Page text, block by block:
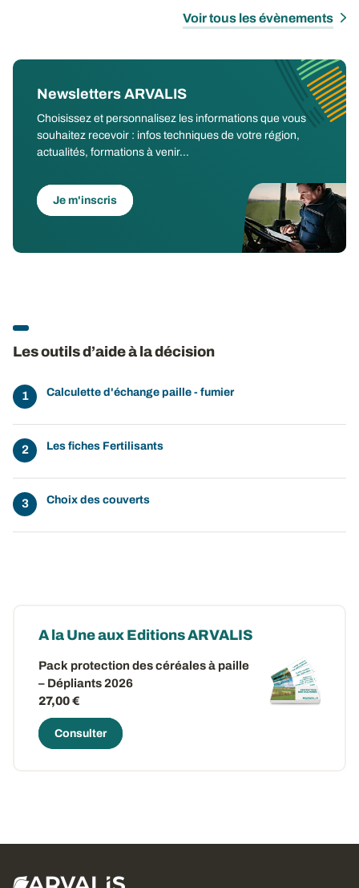
Voir tous les évènements
Newsletters ARVALIS
Choisissez et personnalisez les informations que vous
souhaitez recevoir : infos techniques de votre région,
actualités, formations à venir...
Je m'inscris
Les outils d’aide à la décision
Calculette d'échange paille - fumier
Les fiches Fertilisants
Choix des couverts
A la Une aux Editions ARVALIS
Pack protection des céréales à paille
– Dépliants 2026
27,00 €
Consulter